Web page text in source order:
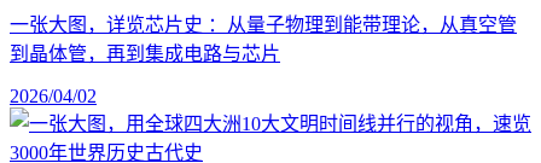
一张大图，详览芯片史 ：从量子物理到能带理论，从真空管
到晶体管，再到集成电路与芯片
2026/04/02